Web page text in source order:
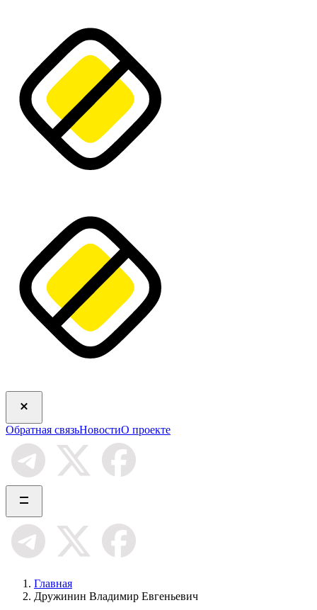
Обратная связьНовостиО проекте
Главная
Дружинин Владимир Евгеньевич